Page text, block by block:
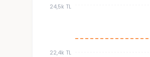
22,4k TL
24,5k TL